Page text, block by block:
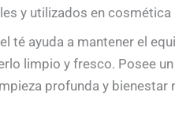
y utilizados en cosmética
té ayuda a mantener el
limpio y fresco. Posee un
profunda y bienestar